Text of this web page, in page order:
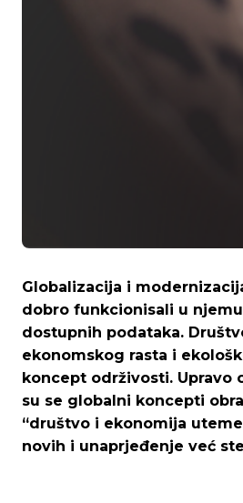
Globalizacija i
dobro funkcionisali u
dostupnih podataka.
ekonomskog rasta i
koncept održivosti. Upravo
su se globalni koncepti
“društvo i ekonomija
novih i unaprjeđenje već